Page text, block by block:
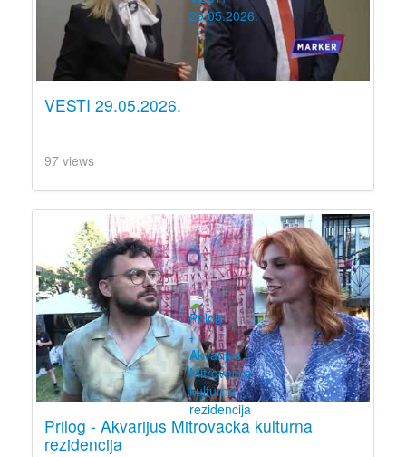
VESTI 29.05.2026.
97 views
Prilog - Akvarijus Mitrovacka kulturna
rezidencija